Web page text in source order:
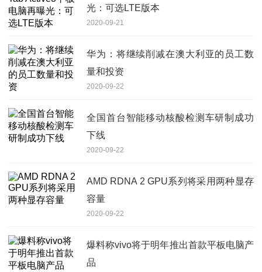
光：可选LTE版本
2020-09-21
华为：将继续削减在澳大利亚的员工数
量和投资
2020-09-22
全国首台智能移动核酸检测车研制成功
下线
2020-09-22
AMD RDNA 2 GPU系列将采用两种显存
容量
2020-09-22
爆料称vivo将于明年推出首款平板电脑产
品